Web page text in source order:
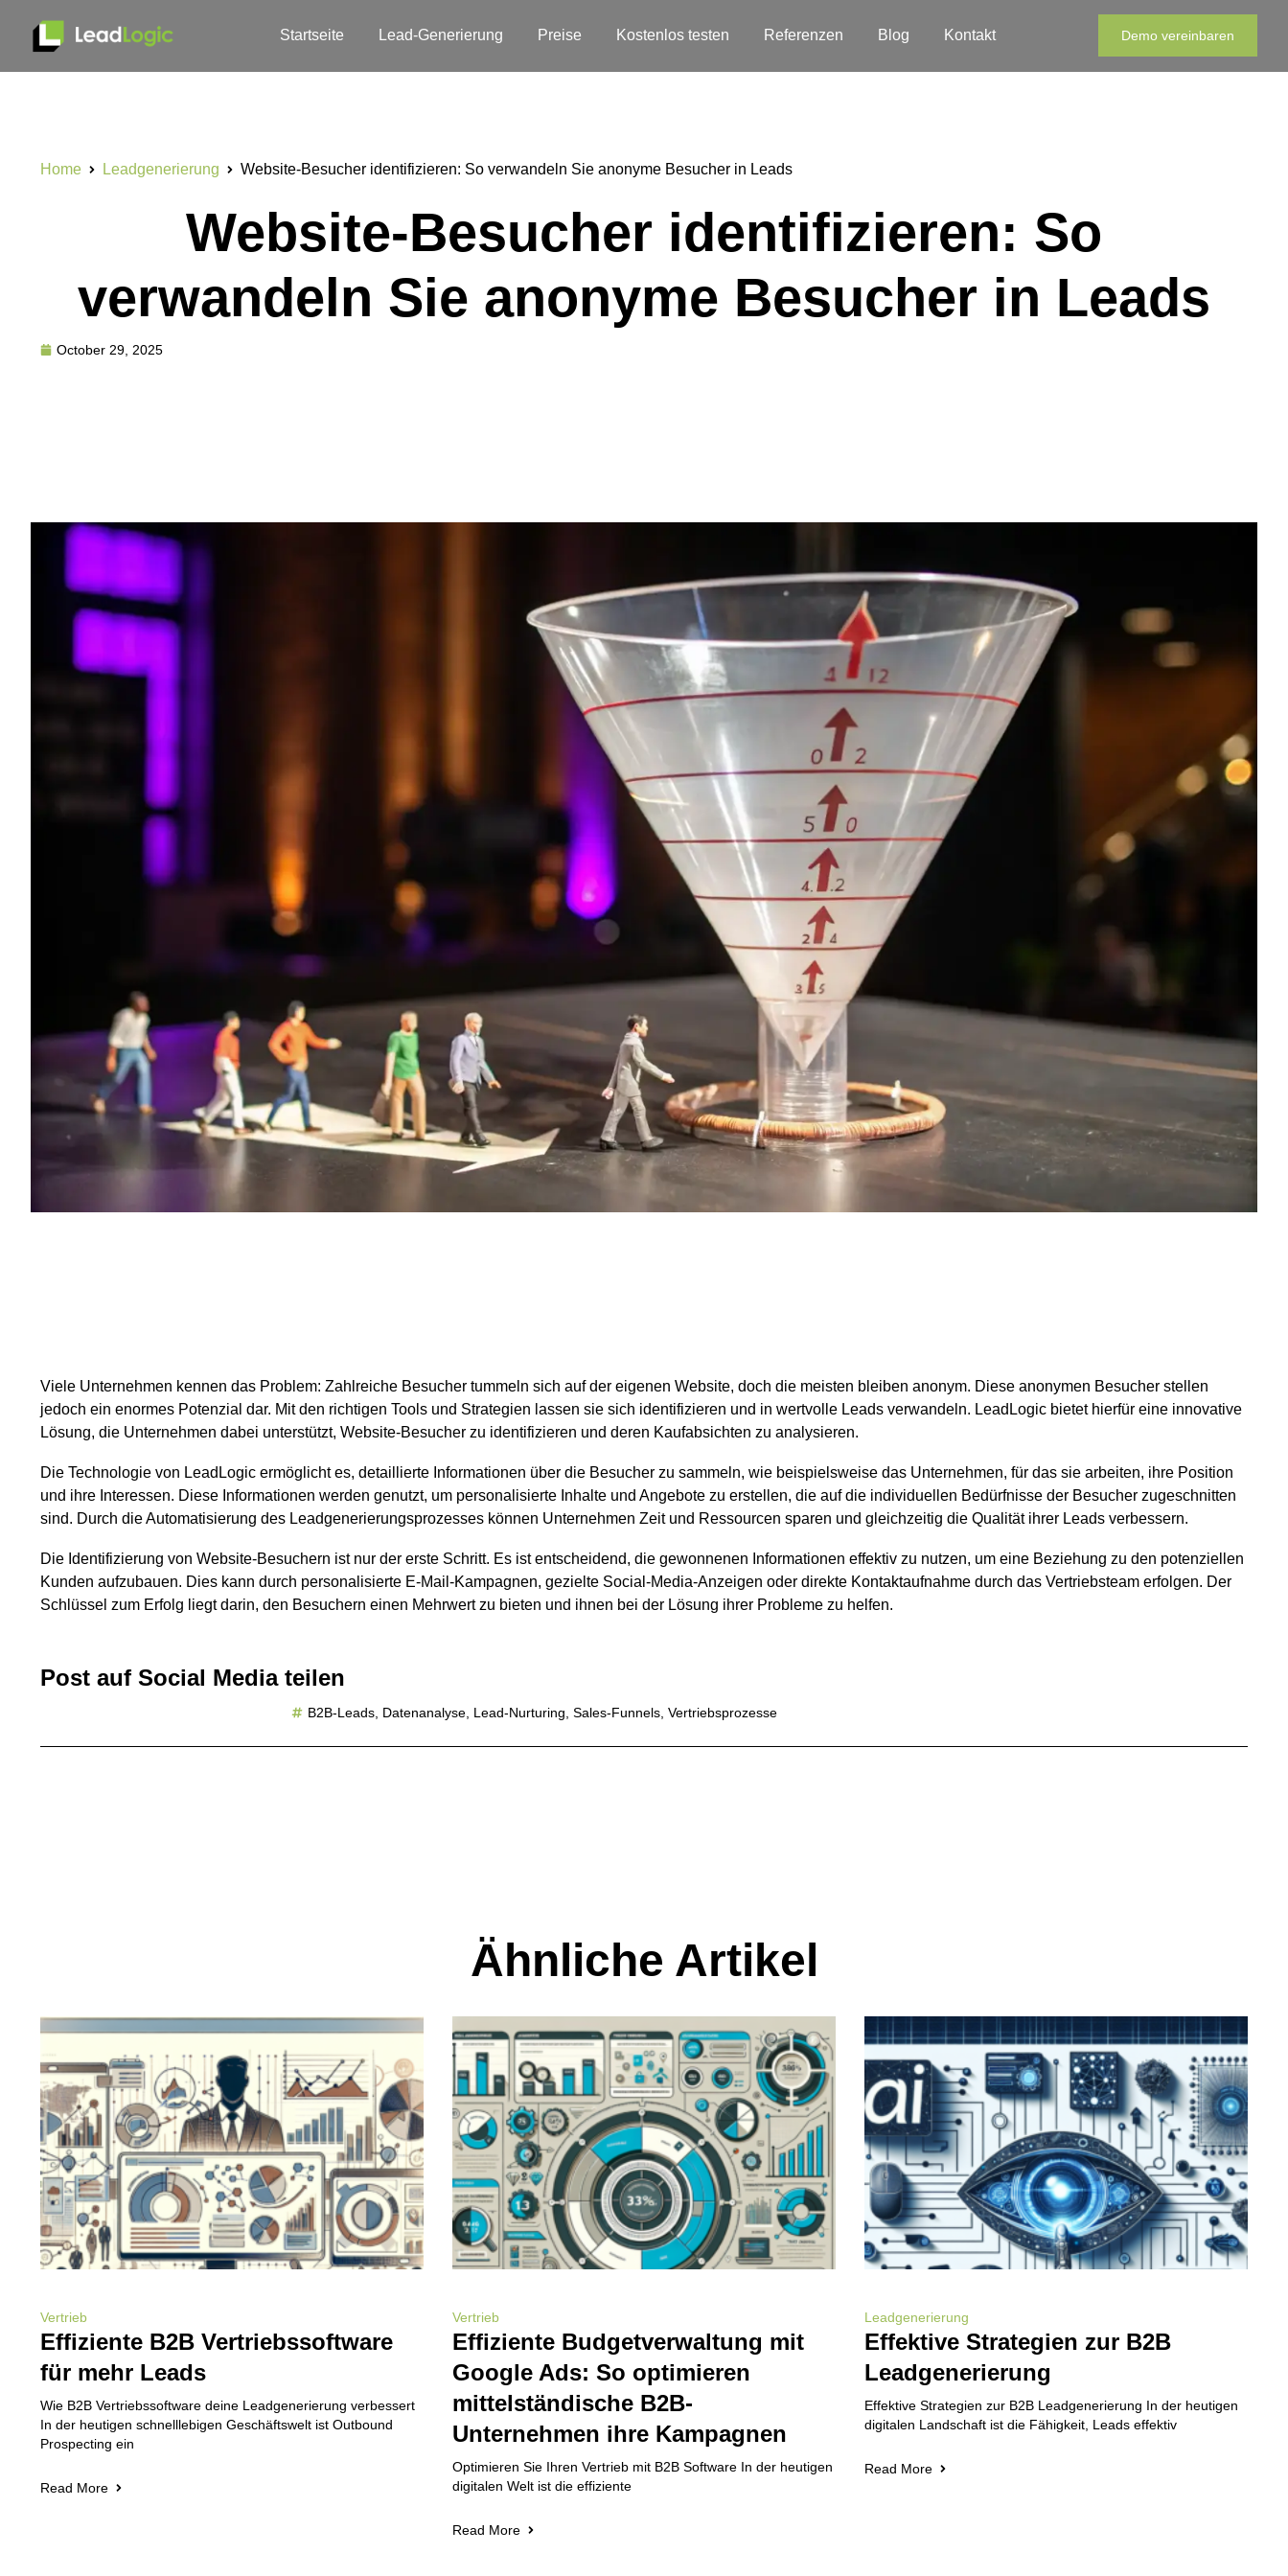
Startseite Lead-Generierung Preise Kostenlos testen Referenzen Blog Kontakt Demo vereinbaren
Home Leadgenerierung Website-Besucher identifizieren: So verwandeln Sie anonyme Besucher in Leads
Website-Besucher identifizieren: So
verwandeln Sie anonyme Besucher in Leads
October 29, 2025
Viele Unternehmen kennen das Problem: Zahlreiche Besucher tummeln sich auf der eigenen Website, doch die meisten bleiben anonym. Diese anonymen Besucher stellen
jedoch ein enormes Potenzial dar. Mit den richtigen Tools und Strategien lassen sie sich identifizieren und in wertvolle Leads verwandeln. LeadLogic bietet hierfür eine innovative
Lösung, die Unternehmen dabei unterstützt, Website-Besucher zu identifizieren und deren Kaufabsichten zu analysieren.
Die Technologie von LeadLogic ermöglicht es, detaillierte Informationen über die Besucher zu sammeln, wie beispielsweise das Unternehmen, für das sie arbeiten, ihre Position
und ihre Interessen. Diese Informationen werden genutzt, um personalisierte Inhalte und Angebote zu erstellen, die auf die individuellen Bedürfnisse der Besucher zugeschnitten
sind. Durch die Automatisierung des Leadgenerierungsprozesses können Unternehmen Zeit und Ressourcen sparen und gleichzeitig die Qualität ihrer Leads verbessern.
Die Identifizierung von Website-Besuchern ist nur der erste Schritt. Es ist entscheidend, die gewonnenen Informationen effektiv zu nutzen, um eine Beziehung zu den potenziellen
Kunden aufzubauen. Dies kann durch personalisierte E-Mail-Kampagnen, gezielte Social-Media-Anzeigen oder direkte Kontaktaufnahme durch das Vertriebsteam erfolgen. Der
Schlüssel zum Erfolg liegt darin, den Besuchern einen Mehrwert zu bieten und ihnen bei der Lösung ihrer Probleme zu helfen.
Post auf Social Media teilen
B2B-Leads Datenanalyse Lead-Nurturing Sales-Funnels Vertriebsprozesse
Ähnliche Artikel
Vertrieb
Effiziente B2B Vertriebssoftware
für mehr Leads
Wie B2B Vertriebssoftware deine Leadgenerierung verbessert
In der heutigen schnelllebigen Geschäftswelt ist Outbound
Prospecting ein
Read More
Vertrieb
Effiziente Budgetverwaltung mit
Google Ads: So optimieren
mittelständische B2B-
Unternehmen ihre Kampagnen
Optimieren Sie Ihren Vertrieb mit B2B Software In der heutigen
digitalen Welt ist die effiziente
Read More
Leadgenerierung
Effektive Strategien zur B2B
Leadgenerierung
Effektive Strategien zur B2B Leadgenerierung In der heutigen
digitalen Landschaft ist die Fähigkeit, Leads effektiv
Read More